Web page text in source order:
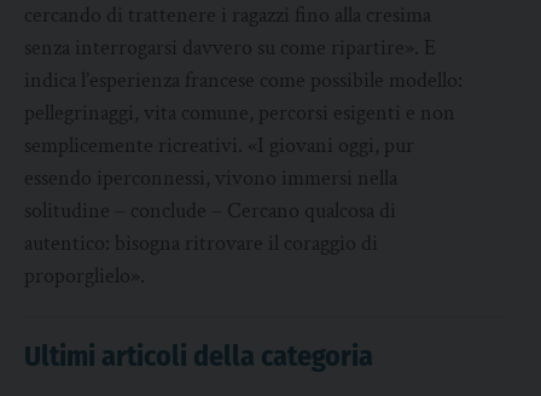
cercando di trattenere i ragazzi fino alla cresima
senza interrogarsi davvero su come ripartire». E
indica l’esperienza francese come possibile modello:
pellegrinaggi, vita comune, percorsi esigenti e non
semplicemente ricreativi. «I giovani oggi, pur
essendo iperconnessi, vivono immersi nella
solitudine – conclude – Cercano qualcosa di
autentico: bisogna ritrovare il coraggio di
proporglielo».
Ultimi articoli della categoria